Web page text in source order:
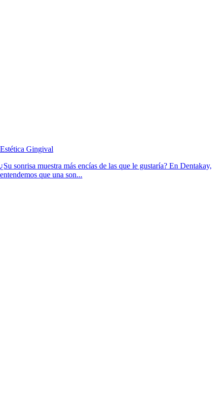
Estética Gingival
¿Su sonrisa muestra más encías de las que le gustaría? En Dentakay,
entendemos que una son...